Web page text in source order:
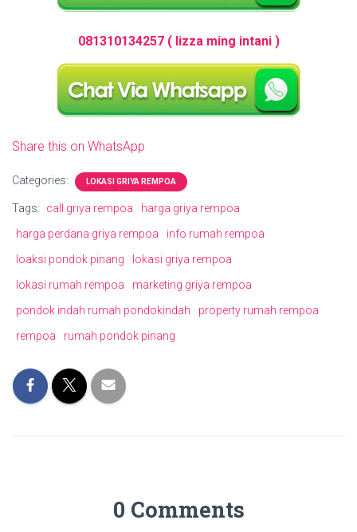
081310134257 ( lizza ming intani )
Share this on WhatsApp
Categories: LOKASI GRIYA REMPOA
Tags: call griya rempoa
harga griya rempoa
harga perdana griya rempoa
info rumah rempoa
loaksi pondok pinang
lokasi griya rempoa
lokasi rumah rempoa
marketing griya rempoa
pondok indah rumah pondokindah
property rumah rempoa
rempoa
rumah pondok pinang
0 Comments